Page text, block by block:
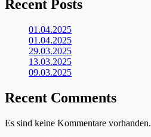
Recent Posts
01.04.2025
01.04.2025
29.03.2025
13.03.2025
09.03.2025
Recent Comments
Es sind keine Kommentare vorhanden.